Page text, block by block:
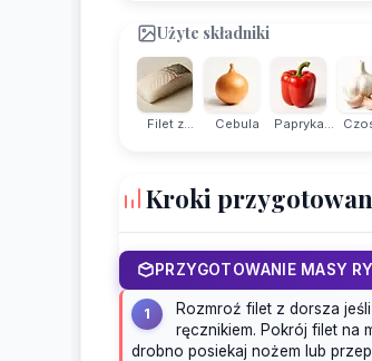
Użyte składniki
Filet z... Cebula Papryka...
Kroki
PRZYGOTOWANIE MASY
1
Rozmroź filet z dorsza
ręcznikiem. Pokrój filet na
drobno posiekaj nożem lub